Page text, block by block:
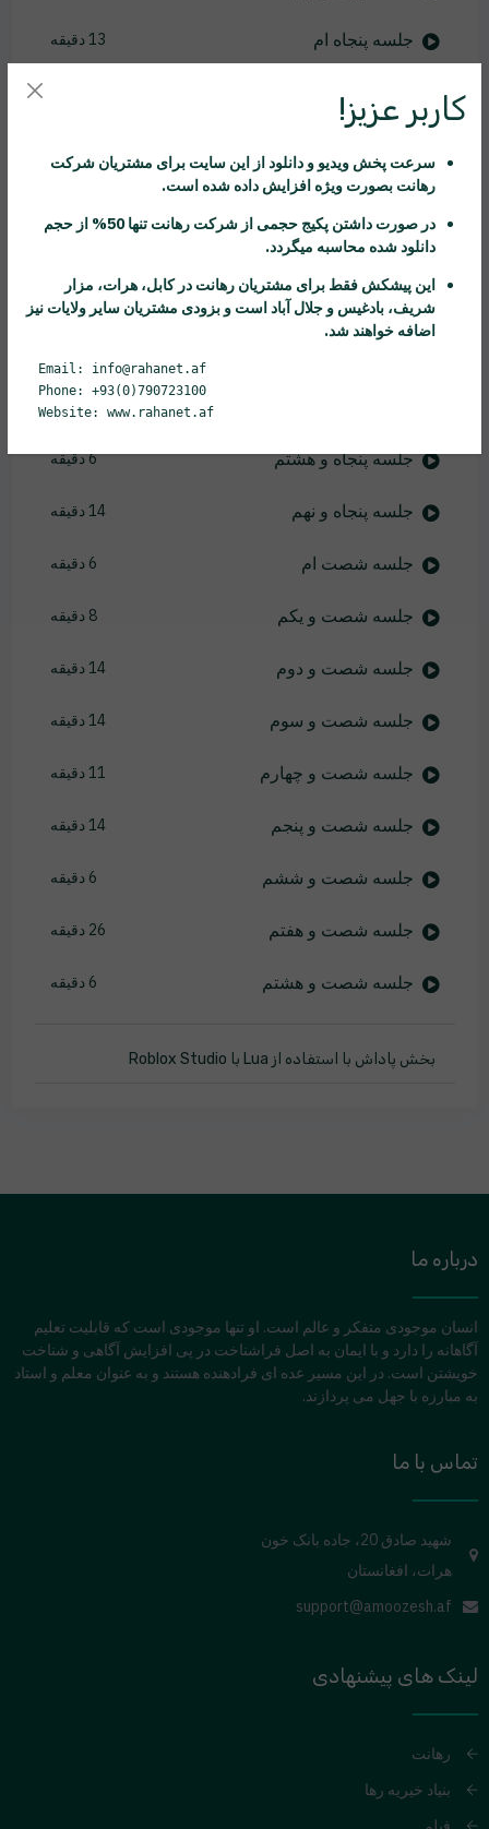
جلسه پنجاه ام 13 دقیقه
جلسه پنجاه و یکم
جلسه پنجاه و سوم
جلسه پنجاه و چهارم
جلسه پنجاه و پنجم 12 دقیقه
18 دقیقه
جلسه پنجاه و هشتم 6 دقیقه
جلسه پنجاه و نهم 14 دقیقه
جلسه شصت ام 6 دقیقه
جلسه شصت و یکم 8 دقیقه
جلسه شصت و دوم 14 دقیقه
جلسه شصت و سوم 14 دقیقه
جلسه شصت و چهارم 11 دقیقه
جلسه شصت و پنجم 14 دقیقه
جلسه شصت و ششم 6 دقیقه
جلسه شصت و هفتم 26 دقیقه
جلسه شصت و هشتم 6 دقیقه
بخش پاداش با استفاده از Lua با Roblox Studio
درباره ما
انسان موجودی متفکر و عالم است. او تنها موجودی است که قابلیت تعلیم
آگاهانه را دارد و با ایمان به اصل فراشناخت در پی افزایش آگاهی و شناخت
خویشتن است. در این مسیر عده ای فرادهنده هستند و به عنوان معلم و استاد
به مبارزه با جهل می پردازند.
تماس با ما
شهید صادق 20، جاده بانک خون
هرات، افغانستان
support@amoozesh.af
لینک های پیشنهادی
رهانت
بنیاد خیریه رها
کاربر عزیز!
سرعت پخش ویدیو و دانلود از این سایت برای مشتریان شرکت
رهانت بصورت ویژه افزایش داده شده است.
در صورت داشتن پکیج حجمی از شرکت رهانت
تنها 50% از حجم
دانلود شده محاسبه میگردد.
این پیشکش فقط برای مشتریان رهانت در کابل، هرات، مزار
شریف، بادغیس و جلال آباد است و بزودی مشتریان سایر ولایات نیز
اضافه خواهند شد.
Email: info@rahanet.af
Phone: +93(0)790723100
Website: www.rahanet.af